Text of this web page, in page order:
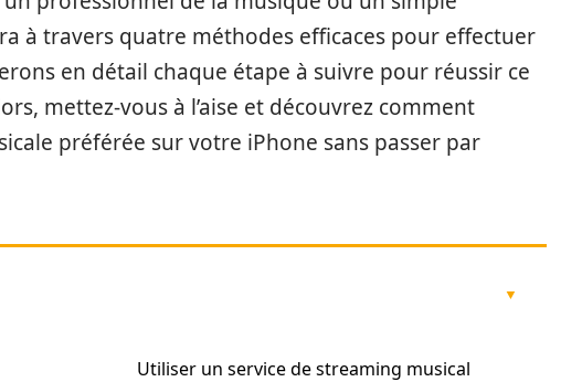
à travers quatre méthodes efficaces pour effectuer
en détail chaque étape à suivre pour réussir ce
mettez-vous à l’aise et découvrez comment
préférée sur votre iPhone sans passer par
Utiliser un service de streaming musical